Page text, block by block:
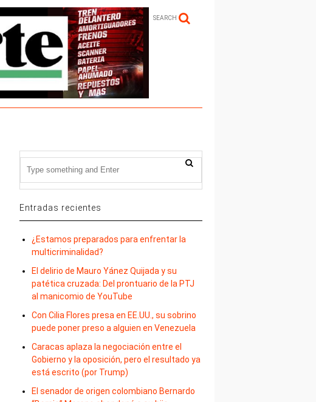
SEARCH
Entradas recientes
¿Estamos preparados para enfrentar la
multicriminalidad?
El delirio de Mauro Yánez Quijada y su
patética cruzada: Del prontuario de la PTJ
al manicomio de YouTube
Con Cilia Flores presa en EE.UU., su sobrino
puede poner preso a alguien en Venezuela
Caracas aplaza la negociación entre el
Gobierno y la oposición, pero el resultado ya
está escrito (por Trump)
El senador de origen colombiano Bernardo